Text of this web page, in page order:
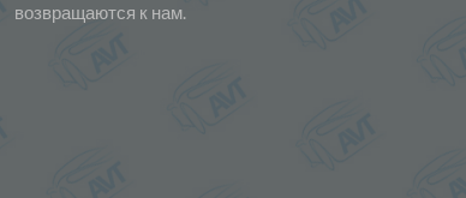
возвращаются к нам.